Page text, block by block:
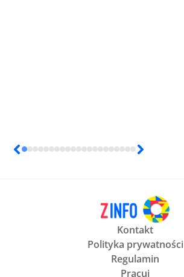
Kontakt
Polityka prywatności
Regulamin
Pracuj